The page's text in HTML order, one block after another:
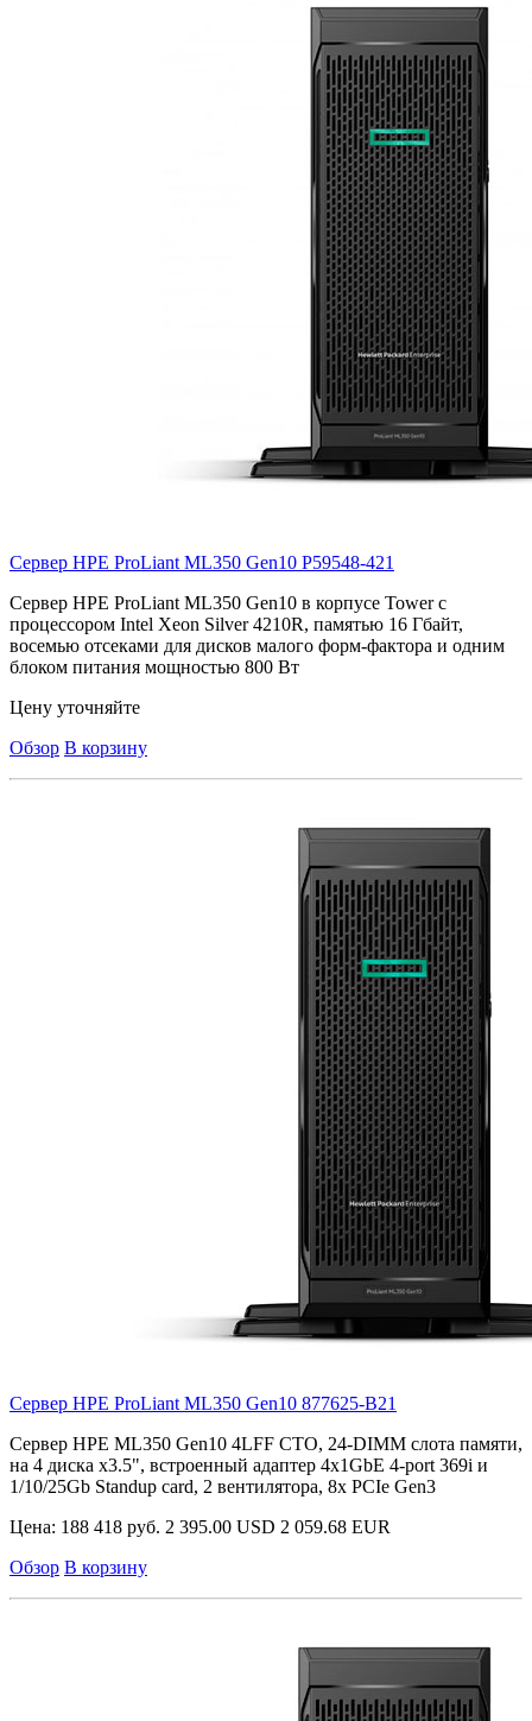
Сервер HPE ProLiant ML350 Gen10 P59548-421
Сервер HPE ProLiant ML350 Gen10 в корпусе Tower с
процессором Intel Xeon Silver 4210R, памятью 16 Гбайт,
восемью отсеками для дисков малого форм-фактора и одним
блоком питания мощностью 800 Вт
Цену уточняйте
Обзор В корзину
Сервер HPE ProLiant ML350 Gen10 877625-B21
Сервер HPE ML350 Gen10 4LFF CTO, 24-DIMM слота памяти,
на 4 диска х3.5", встроенный адаптер 4x1GbE 4-port 369i и
1/10/25Gb Standup card, 2 вентилятора, 8x PCIe Gen3
Цена: 188 418 руб. 2 395.00 USD 2 059.68 EUR
Обзор В корзину